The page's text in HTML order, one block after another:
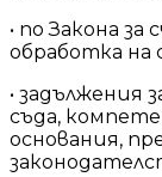
• по Закона
обработка на
• задължения
съда,
основания,